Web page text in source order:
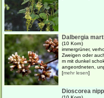
Dalbergia
(10 Korn)
immergrüner,
Zweigen oder
m mit dunkel
angeordneten,
[mehr lesen]
Dioscorea